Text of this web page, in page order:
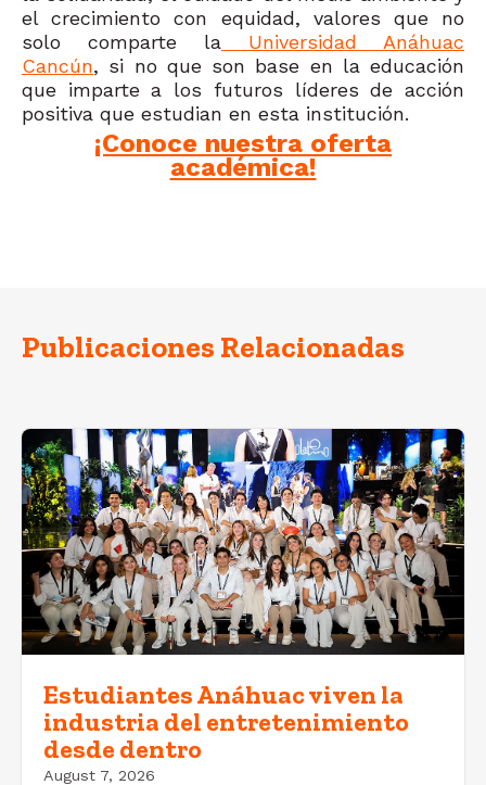
el crecimiento con equidad, valores que no
solo comparte la Universidad Anáhuac
Cancún, si no que son base en la educación
que imparte a los futuros líderes de acción
positiva que estudian en esta institución.
¡Conoce nuestra oferta
académica!
Publicaciones Relacionadas
Estudiantes Anáhuac viven la
industria del entretenimiento
desde dentro
August 7, 2026